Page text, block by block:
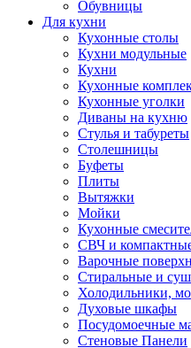
Обувницы
Для кухни
Кухонные столы
Кухни модульные
Кухни
Кухонные
Кухонные уголки
Диваны на кухню
Стулья и табуреты
Столешницы
Буфеты
Плиты
Вытяжки
Мойки
Кухонные
СВЧ и
Варочные
Стиральные и
Холодильники,
Духовые шкафы
Посудомоечные
Стеновые Панели